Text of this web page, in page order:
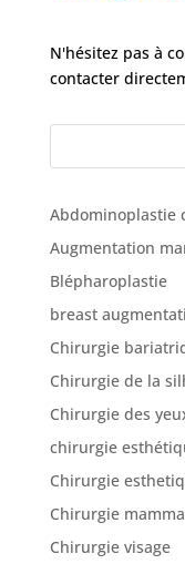
FAQ
cliniques
Nos
Avant
Après
Gratuit
N'hésitez pas à
contacter
Abdominoplastie
Augmentation
Blépharoplastie
breast
Chirurgie
Chirurgie de la
Chirurgie des
chirurgie
Chirurgie
Chirurgie
Chirurgie visage